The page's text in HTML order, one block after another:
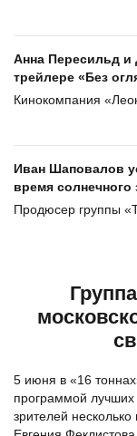
Анна Пересильд и
трейлере «Без
Кинокомпания
Иван Шаповалов
время солнечного
Продюсер группы
5 июня в «16
программой
зрителей